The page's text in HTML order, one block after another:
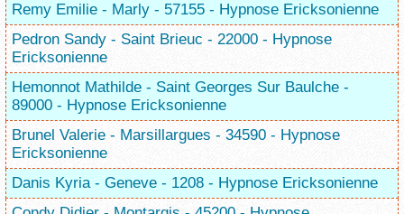
Remy Emilie - Marly - 57155 - Hypnose Ericksonienne
Pedron Sandy - Saint Brieuc - 22000 - Hypnose
Ericksonienne
Hemonnot Mathilde - Saint Georges Sur Baulche -
89000 - Hypnose Ericksonienne
Brunel Valerie - Marsillargues - 34590 - Hypnose
Ericksonienne
Danis Kyria - Geneve - 1208 - Hypnose Ericksonienne